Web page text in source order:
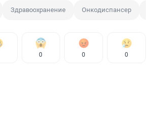
Здравоохранение Онкодиспансер
0 0 0